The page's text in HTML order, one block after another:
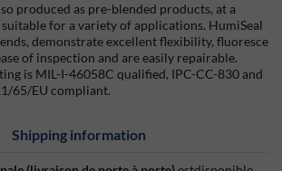
produced as pre-blended products, at a
for a variety of applications. HumiSeal
demonstrate excellent flexibility, fluoresce
of inspection and are easily repairable.
is MIL-I-46058C qualified, IPC-CC-830 and
65/EU compliant.
Shipping information